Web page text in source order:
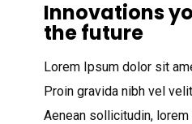
Innovations
the future
Lorem Ipsum dolor sit
Proin gravida nibh vel
Aenean sollicitudin,